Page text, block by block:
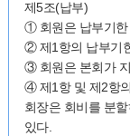
제5조(납부)
① 회원은 납부기한
② 제1항의 납부기
③ 회원은 본회가
④ 제1항 및 제2항
회장은 회비를 분
있다.